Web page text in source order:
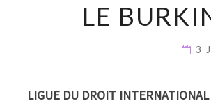
LE
3
LIGUE DU DROIT INTERNATIONAL